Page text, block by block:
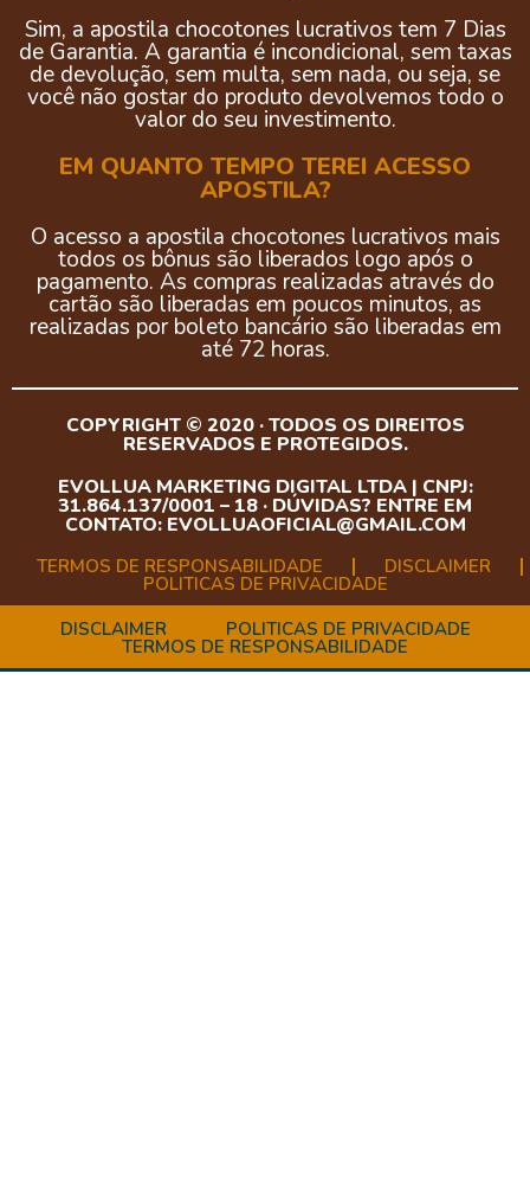
Sim, a apostila chocotones lucrativos tem 7 Dias
de Garantia. A garantia é incondicional, sem taxas
de devolução, sem multa, sem nada, ou seja, se
você não gostar do produto devolvemos todo o
valor do seu investimento.
EM QUANTO TEMPO TEREI ACESSO
APOSTILA?
O acesso a apostila chocotones lucrativos mais
todos os bônus são liberados logo após o
pagamento. As compras realizadas através do
cartão são liberadas em poucos minutos, as
realizadas por boleto bancário são liberadas em
até 72 horas.
COPYRIGHT © 2020 · TODOS OS DIREITOS
RESERVADOS E PROTEGIDOS.
EVOLLUA MARKETING DIGITAL LTDA | CNPJ:
31.864.137/0001 – 18 · DÚVIDAS? ENTRE EM
CONTATO: EVOLLUAOFICIAL@GMAIL.COM
TERMOS DE RESPONSABILIDADE DISCLAIMER
POLITICAS DE PRIVACIDADE
DISCLAIMER
POLITICAS DE PRIVACIDADE
TERMOS DE RESPONSABILIDADE